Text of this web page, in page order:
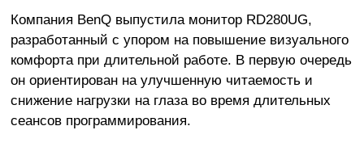
Компания BenQ выпустила монитор RD280UG,
разработанный с упором на повышение визуального
комфорта при длительной работе. В первую очередь
он ориентирован на улучшенную читаемость и
снижение нагрузки на глаза во время длительных
сеансов программирования.